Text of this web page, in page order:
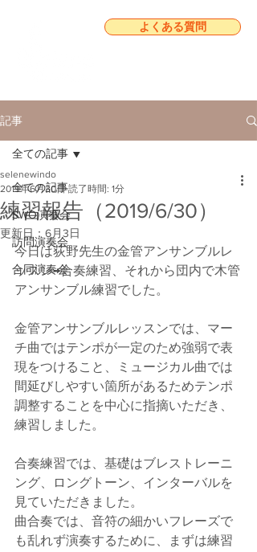
よくある質問
記事
全ての記事
SWO演奏会
訪問演奏会
合同演奏会
全ての記事
練習報告（2019/6/30）
selenewindo
2019年6月30日 読了時間: 1分
更新日： 6月3日
今日は荻野先生の金管アンサンブルレ
ッスン→合奏練習、それから団内で木管
アンサンブル練習でした。
金管アンサンブルレッスンでは、マー
チ曲ではテンポが一定のため強弱で表
現をつけること、ミュージカル曲では
間延びしやすい箇所があるためテンポ
調整することを中心に指摘いただき、
練習しました。
合奏練習では、基礎はブレストレーニ
ング、ロングトーン、インターバルを
見ていただきました。
曲合奏では、音符の細かいフレーズで
も乱れず演奏するために、まずは練習